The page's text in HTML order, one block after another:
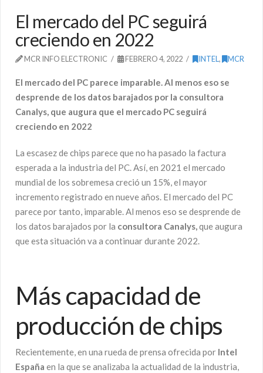
El mercado del PC seguirá
creciendo en 2022
MCR INFO ELECTRONIC FEBRERO 4, 2022 INTEL, MCR
El mercado del PC parece imparable. Al menos eso se
desprende de los datos barajados por la consultora
Canalys, que augura que el mercado PC seguirá
creciendo en 2022
La escasez de chips parece que no ha pasado la factura
esperada a la industria del PC. Así, en 2021 el mercado
mundial de los sobremesa creció un 15%, el mayor
incremento registrado en nueve años. El mercado del PC
parece por tanto, imparable. Al menos eso se desprende de
los datos barajados por la consultora Canalys,que augura
que esta situación va a continuar durante 2022.
Más capacidad de
producción de chips
Recientemente, en una rueda de prensa ofrecida por Intel
España en la que se analizaba la actualidad de la industria,